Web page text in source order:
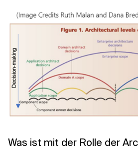
Was ist mit der Rolle der